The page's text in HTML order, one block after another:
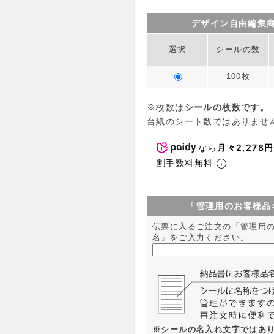
デザイン自由編集
選択 シールの数
100枚
※枚数は シールの枚数です。
台紙のシート数ではありませ
なら 月々2,278円
割手数料無料
「管理用のお客様
伝票に入るご注文の「管理用
名」をご入力ください。
※シールの名入れ文字ではあ